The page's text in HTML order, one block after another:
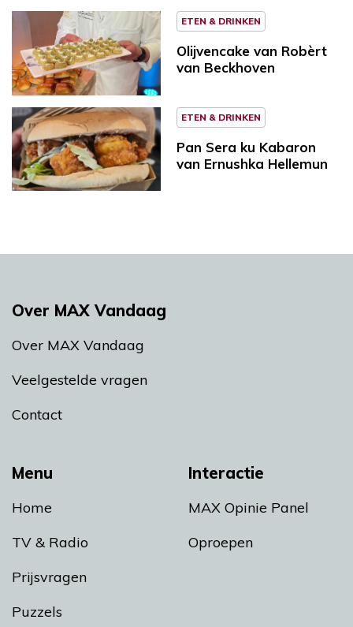
ETEN & DRINKEN
Olijvencake van Robèrt
van Beckhoven
ETEN & DRINKEN
Pan Sera ku Kabaron
van Ernushka Hellemun
Menu
Home
TV & Radio
Prijsvragen
Puzzels
Interactie
MAX Opinie Panel
Oproepen
Over MAX Vandaag
Over MAX Vandaag
Veelgestelde vragen
Contact